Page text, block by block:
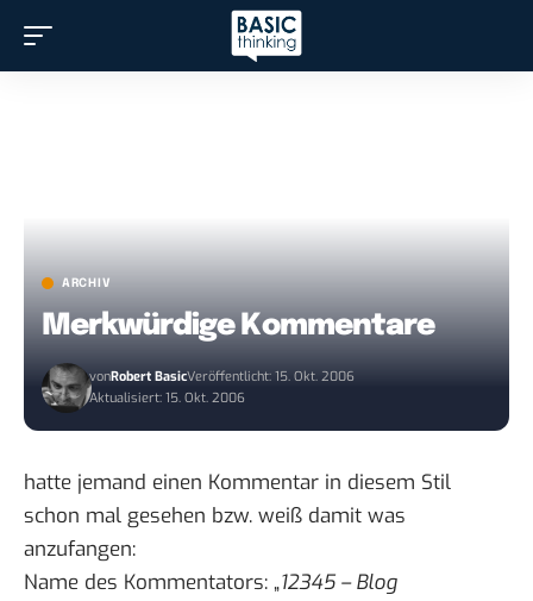
ARCHIV
Merkwürdige Kommentare
vonRobert BasicVeröffentlicht: 15. Okt. 2006
Aktualisiert: 15. Okt. 2006
hatte jemand einen Kommentar in diesem Stil
schon mal gesehen bzw. weiß damit was
anzufangen:
Name des Kommentators: „12345 – Blog